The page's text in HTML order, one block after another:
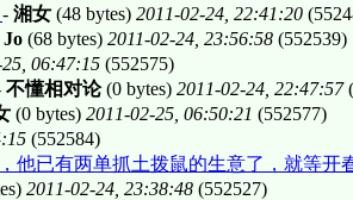
- 湘女 (48 bytes) 2011-02-24, 22:41:20
Jo (68 bytes) 2011-02-24, 23:56:58 (552539)
06:47:15 (552575)
不懂相对论(0 bytes) 2011-02-24, 22:47:57
(0 bytes) 2011-02-25, 06:50:21 (552577)
(552584)
他已有两单抓土拨鼠的生意了，就等开
2011-02-24, 23:38:48 (552527)